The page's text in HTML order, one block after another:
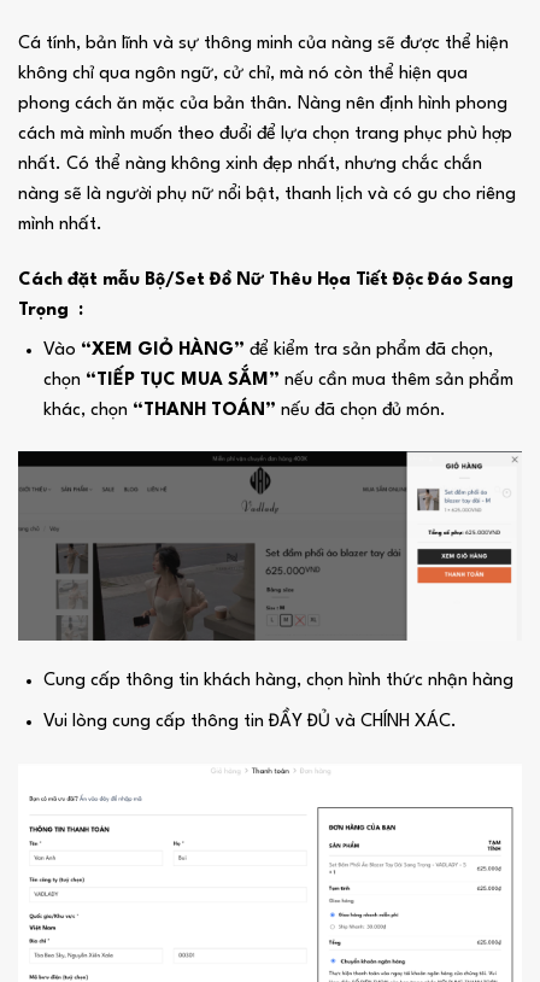
Cá tính, bản lĩnh và sự thông minh của nàng sẽ được thể hiện
không chỉ qua ngôn ngữ, cử chỉ, mà nó còn thể hiện qua
phong cách ăn mặc của bản thân. Nàng nên định hình phong
cách mà mình muốn theo đuổi để lựa chọn trang phục phù hợp
nhất. Có thể nàng không xinh đẹp nhất, nhưng chắc chắn
nàng sẽ là người phụ nữ nổi bật, thanh lịch và có gu cho riêng
mình nhất.
Cách đặt mẫu Bộ/Set Đồ Nữ Thêu Họa Tiết Độc Đáo Sang
Trọng :
Vào “XEM GIỎ HÀNG” để kiểm tra sản phẩm đã chọn,
chọn “TIẾP TỤC MUA SẮM” nếu cần mua thêm sản phẩm
khác, chọn “THANH TOÁN” nếu đã chọn đủ món.
Cung cấp thông tin khách hàng, chọn hình thức nhận hàng
Vui lòng cung cấp thông tin ĐẦY ĐỦ và CHÍNH XÁC.